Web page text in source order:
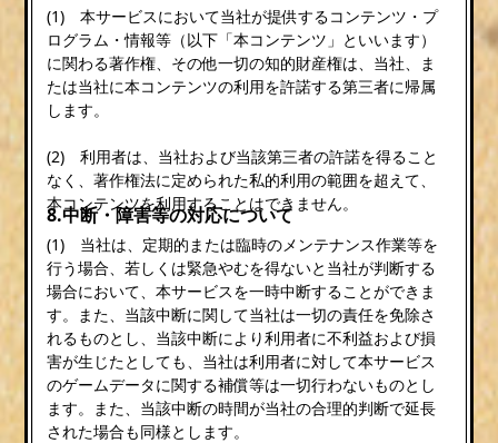
(1) 本サービスにおいて当社が提供するコンテンツ・プ
ログラム・情報等（以下「本コンテンツ」といいます）
に関わる著作権、その他一切の知的財産権は、当社、ま
たは当社に本コンテンツの利用を許諾する第三者に帰属
します。
(2) 利用者は、当社および当該第三者の許諾を得ること
なく、著作権法に定められた私的利用の範囲を超えて、
本コンテンツを利用することはできません。
8.中断・障害等の対応について
(1) 当社は、定期的または臨時のメンテナンス作業等を
行う場合、若しくは緊急やむを得ないと当社が判断する
場合において、本サービスを一時中断することができま
す。また、当該中断に関して当社は一切の責任を免除さ
れるものとし、当該中断により利用者に不利益および損
害が生じたとしても、当社は利用者に対して本サービス
のゲームデータに関する補償等は一切行わないものとし
ます。また、当該中断の時間が当社の合理的判断で延長
された場合も同様とします。